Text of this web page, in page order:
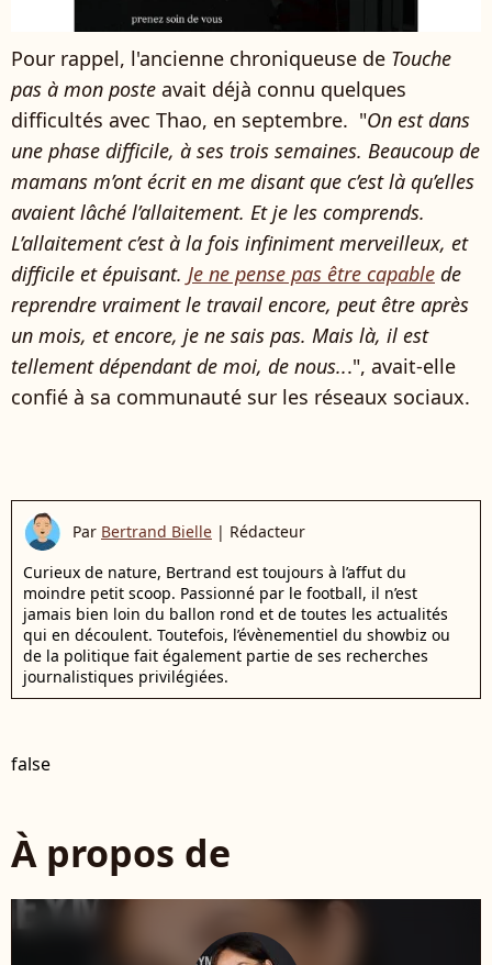
Pour rappel, l'ancienne chroniqueuse de Touche
pas à mon poste avait déjà connu quelques
difficultés avec Thao, en septembre. "On est dans
une phase difficile, à ses trois semaines. Beaucoup de
mamans m’ont écrit en me disant que c’est là qu’elles
avaient lâché l’allaitement. Et je les comprends.
L’allaitement c’est à la fois infiniment merveilleux, et
difficile et épuisant. Je ne pense pas être capable de
reprendre vraiment le travail encore, peut être après
un mois, et encore, je ne sais pas. Mais là, il est
tellement dépendant de moi, de nous...", avait-elle
confié à sa communauté sur les réseaux sociaux.
Par Bertrand Bielle | Rédacteur
Curieux de nature, Bertrand est toujours à l’affut du
moindre petit scoop. Passionné par le football, il n’est
jamais bien loin du ballon rond et de toutes les actualités
qui en découlent. Toutefois, l’évènementiel du showbiz ou
de la politique fait également partie de ses recherches
journalistiques privilégiées.
false
À propos de